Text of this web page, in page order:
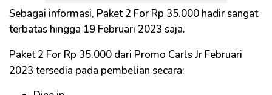
Sebagai informasi, Paket 2 For Rp 35.000 hadir sangat
terbatas hingga 19 Februari 2023 saja.
Paket 2 For Rp 35.000 dari Promo Carls Jr Februari
2023 tersedia pada pembelian secara: